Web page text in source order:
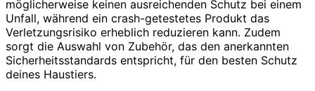
möglicherweise keinen ausreichenden Schutz bei einem
Unfall, während ein crash-getestetes Produkt das
Verletzungsrisiko erheblich reduzieren kann. Zudem
sorgt die Auswahl von Zubehör, das den anerkannten
Sicherheitsstandards entspricht, für den besten Schutz
deines Haustiers.